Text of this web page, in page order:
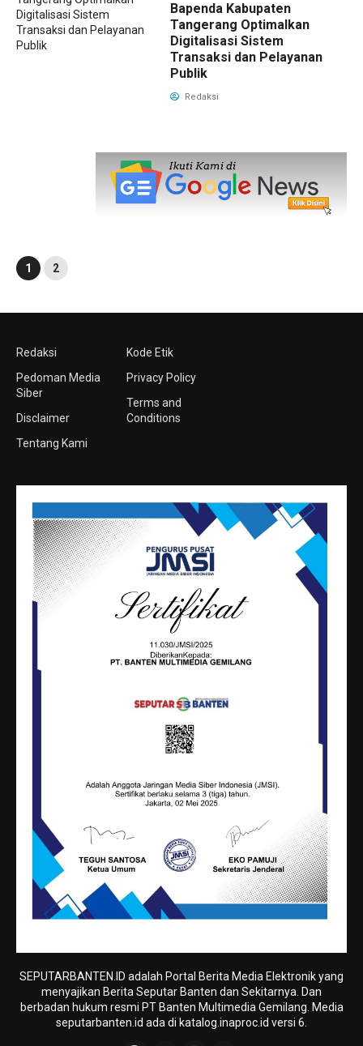
Bapenda Kabupaten
Tangerang Optimalkan
Digitalisasi Sistem
Transaksi dan Pelayanan
Publik
Redaksi
1 2
Redaksi
Pedoman Media
Siber
Disclaimer
Tentang Kami
Kode Etik
Privacy Policy
Terms and
Conditions
SEPUTARBANTEN.ID adalah Portal Berita Media Elektronik yang
menyajikan Berita Seputar Banten dan Sekitarnya. Dan
berbadan hukum resmi PT Banten Multimedia Gemilang. Media
seputarbanten.id ada di katalog.inaproc.id versi 6.